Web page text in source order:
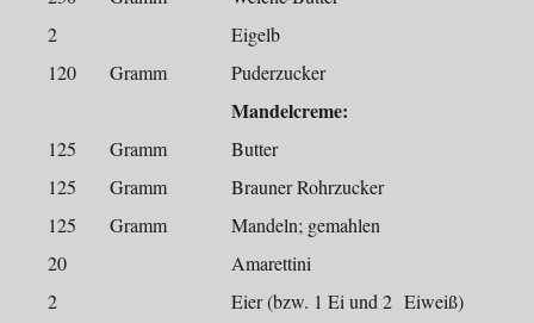
2
Eigelb
120
Gramm Puderzucker
Mandelcreme:
125 Gramm
Butter
125
Gramm
Brauner Rohrzucker
125
Gramm
Mandeln; gemahlen
20
Amarettini
2
Eier (bzw. 1 Ei und 2 Eiweiß)